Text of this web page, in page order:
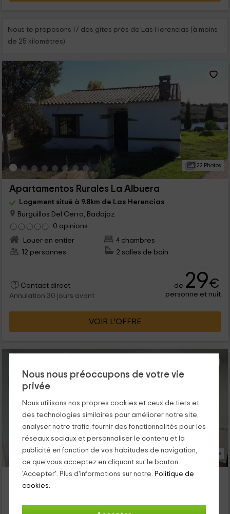
Nous nous préoccupons de votre vie
privée
Nous utilisons nos propres cookies et ceux de tiers et
des technologies similaires pour améliorer notre site,
analyser notre trafic, fournir des fonctionnalités pour les
réseaux sociaux et personnaliser le contenu et la
publicité en fonction de vos habitudes de navigation,
ce que vous acceptez en cliquant sur le bouton
'Accepter'. Plus d'informations sur notre.
Politique de
cookies.
Nous te proposons 17 des gîtes près de Las Herencias (à moins
de 25 kilomètres)
22 Photos
Apartamentos Rurales La Albuera
Logement situé à 9.8km de Las Herencias
Burguillos Del Cerro, Badajoz
0 opinions
Louer en entier
4 chambres
12 personnes
2 salles de bain
Contact direct
Annulation 30 jours avant
de 29€
personne et nuit
VOIR L’OFFRE
17 Photos
Alojamientos Ribera del Tajo
Logement situé à 11.4km de Las Herencias